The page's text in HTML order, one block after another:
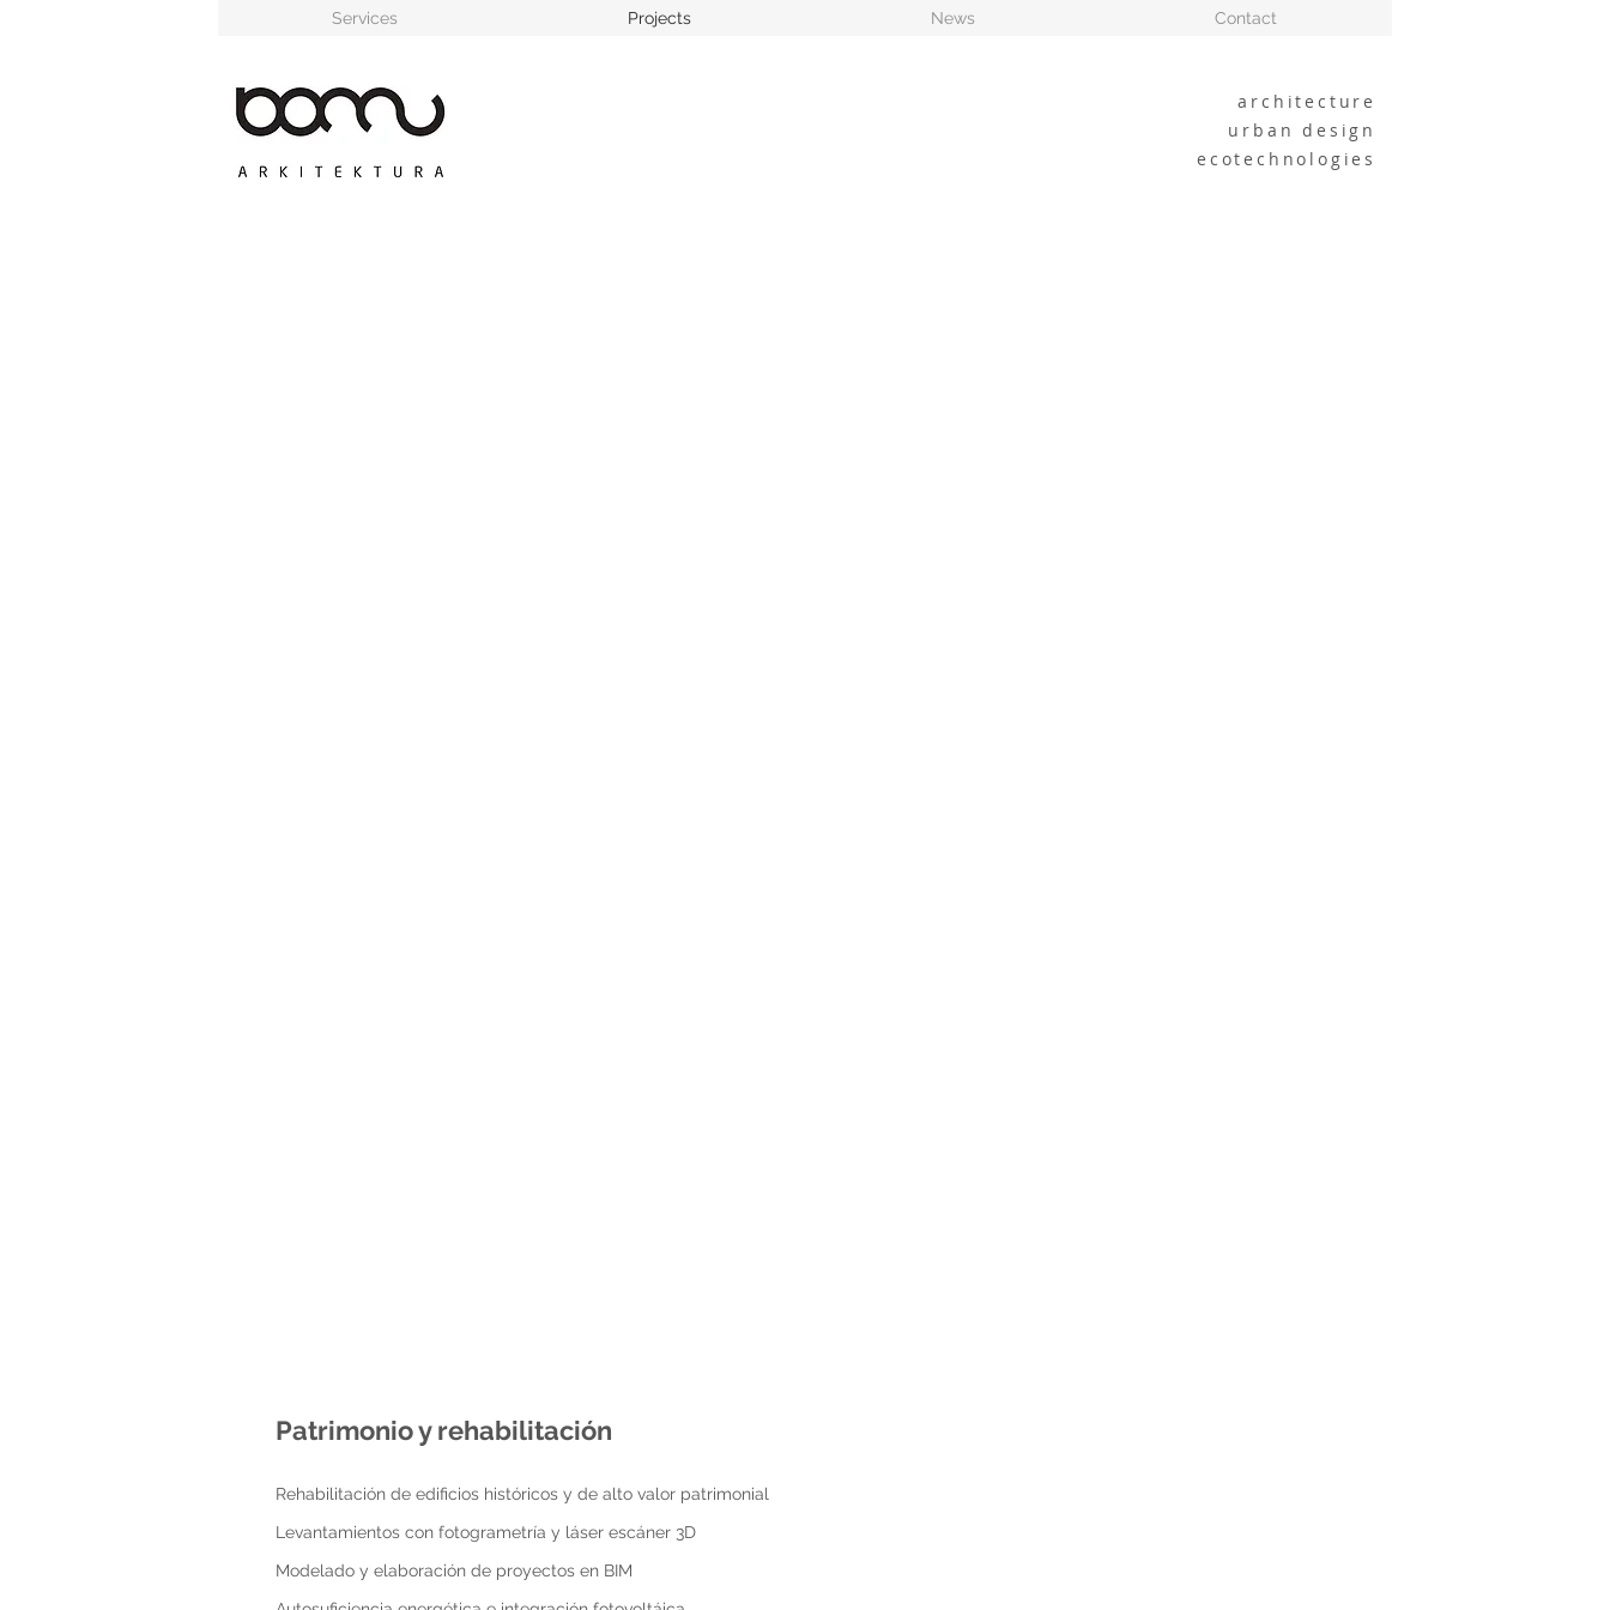
Services Projects News Contact
architecture
urban design
ecotechnologies
Patrimonio y rehabilitación
Rehabilitación de edificios históricos y de alto valor patrimonial
Levantamientos con fotogrametría y láser escáner 3D
Modelado y elaboración de proyectos en BIM